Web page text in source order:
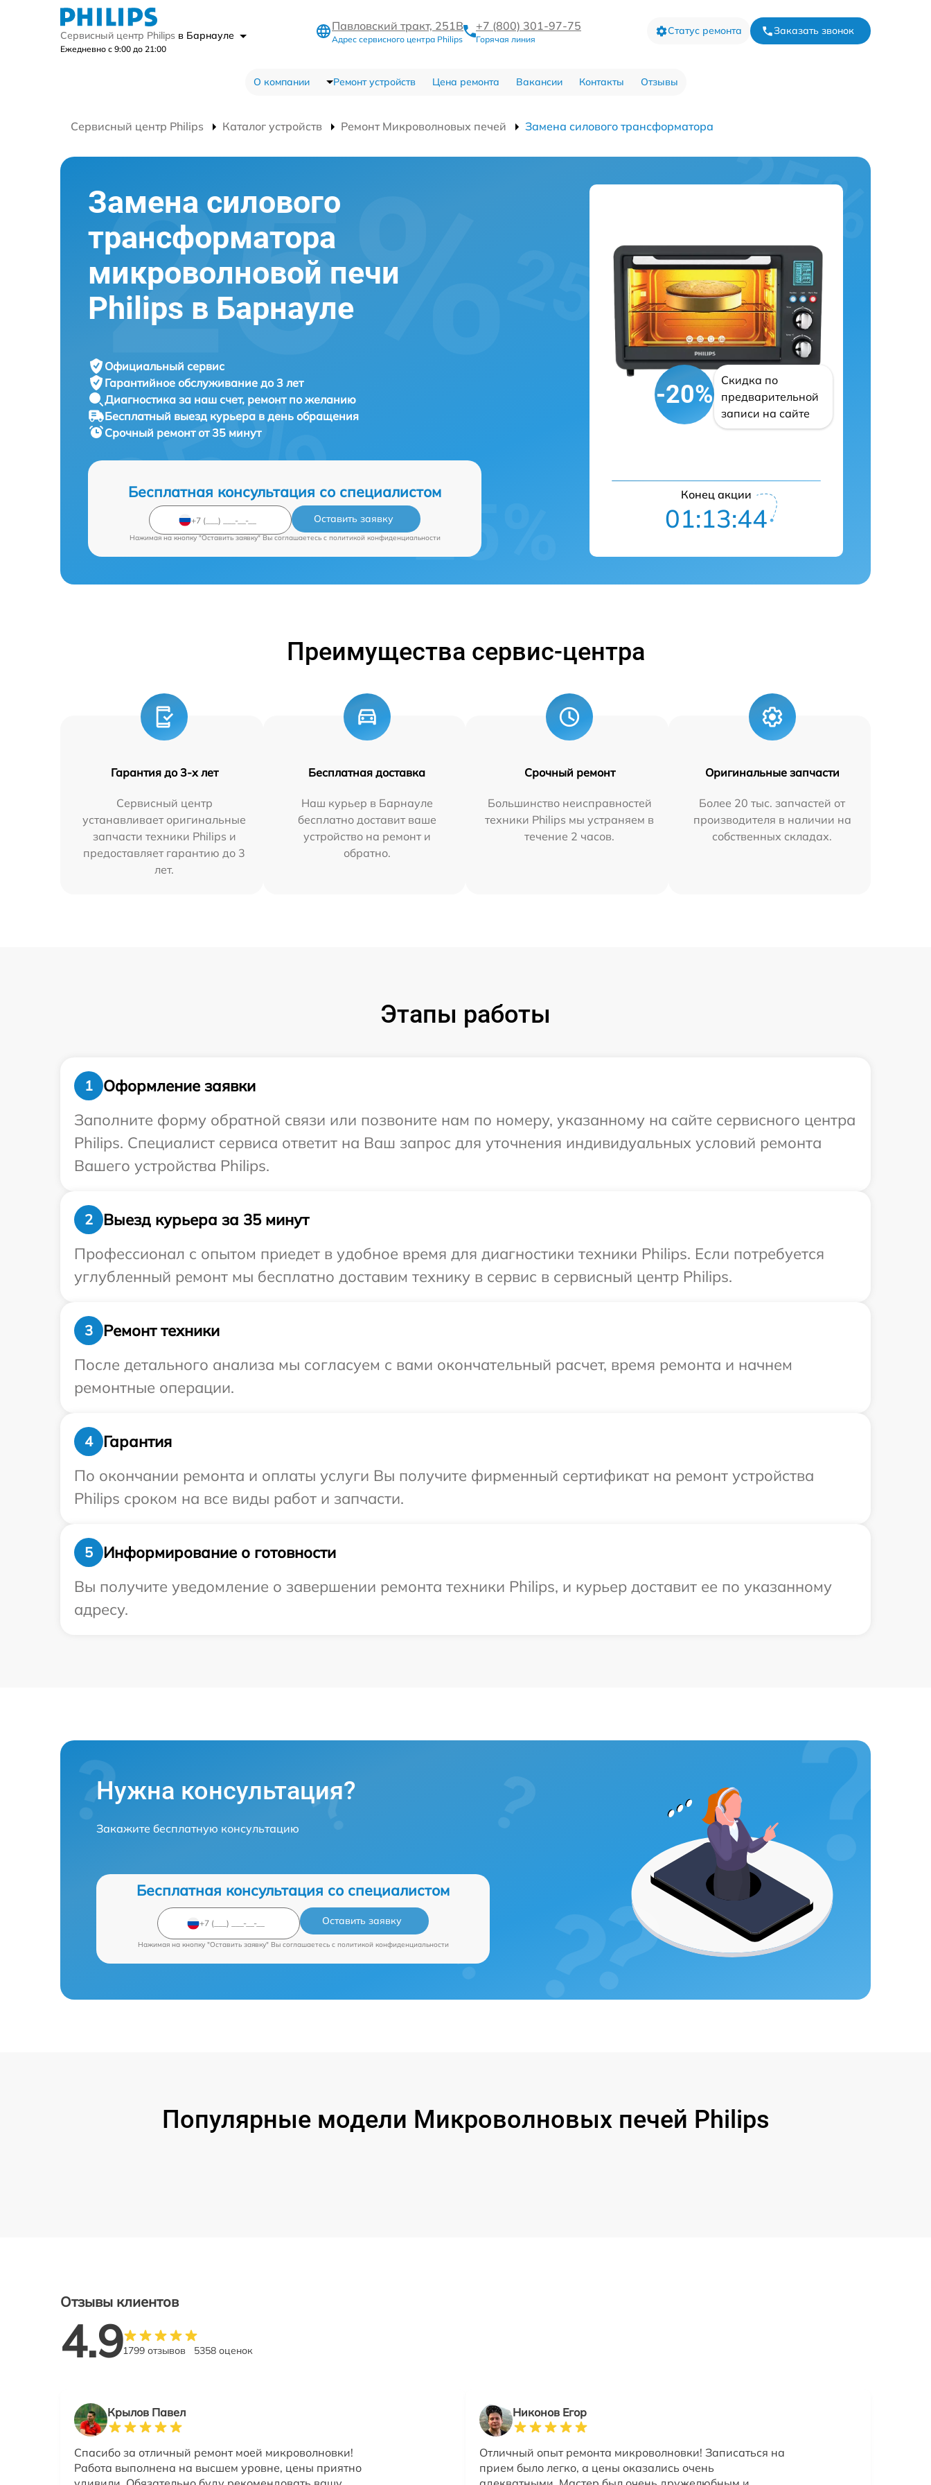
Сервисный центр Philips в Барнауле
Ежедневно с 9:00 до 21:00
Павловский тракт, 251В
Адрес сервисного центра Philips
+7 (800) 301-97-75
Горячая линия
Статус ремонта Заказать звонок
О компании Ремонт устройств Цена ремонта Вакансии Контакты Отзывы
Сервисный центр Philips Каталог устройств Ремонт Микроволновых печей Замена силового трансформатора
Замена силового
трансформатора
микроволновой печи
Philips в Барнауле
Официальный сервис
Гарантийное обслуживание до 3 лет
Диагностика за наш счет, ремонт по желанию
Бесплатный выезд курьера в день обращения
Срочный ремонтот 35 минут
Бесплатная консультация со специалистом
Оставить заявку
Нажимая на кнопку "Оставить заявку" Вы соглашаетесь c политикой конфиденциальности
-20%
Скидка по
предварительной
записи на сайте
Конец акции
01:13:43
Преимущества сервис-центра
Гарантия до 3-х лет
Сервисный центр
устанавливает оригинальные
запчасти техники Philips и
предоставляет гарантию до 3
лет.
Бесплатная доставка
Наш курьер в Барнауле
бесплатно доставит ваше
устройство на ремонт и
обратно.
Срочный ремонт
Большинство неисправностей
техники Philips мы устраняем в
течение 2 часов.
Оригинальные запчасти
Более 20 тыс. запчастей от
производителя в наличии на
собственных складах.
Этапы работы
1
Оформление заявки
Заполните форму обратной связи или позвоните нам по номеру, указанному на сайте сервисного центра
Philips. Специалист сервиса ответит на Ваш запрос для уточнения индивидуальных условий ремонта
Вашего устройства Philips.
2
Выезд курьера за 35 минут
Профессионал с опытом приедет в удобное время для диагностики техники Philips. Если потребуется
углубленный ремонт мы бесплатно доставим технику в сервис в сервисный центр Philips.
3
Ремонт техники
После детального анализа мы согласуем с вами окончательный расчет, время ремонта и начнем
ремонтные операции.
4
Гарантия
По окончании ремонта и оплаты услуги Вы получите фирменный сертификат на ремонт устройства
Philips сроком на все виды работ и запчасти.
5
Информирование о готовности
Вы получите уведомление о завершении ремонта техники Philips, и курьер доставит ее по указанному
адресу.
Нужна консультация?
Закажите бесплатную консультацию
Бесплатная консультация со специалистом
Оставить заявку
Нажимая на кнопку "Оставить заявку" Вы соглашаетесь c политикой конфиденциальности
Популярные модели Микроволновых печей Philips
Отзывы клиентов
4.91799 отзывов 5358 оценок
Крылов Павел
Спасибо за отличный ремонт моей микроволновки!
Работа выполнена на высшем уровне, цены приятно
Никонов Егор
Отличный опыт ремонта микроволновки! Записаться на
прием было легко, а цены оказались очень